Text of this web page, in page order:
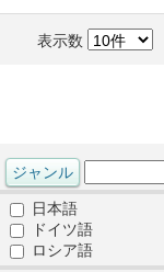
表示数
日本語
ドイツ語
ロシア語